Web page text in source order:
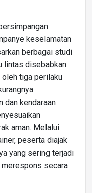
keselamatan
berbagai studi
lintas disebabkan
tiga perilaku
dan kendaraan
aman. Melalui
peserta diajak
yang sering terjadi
secara